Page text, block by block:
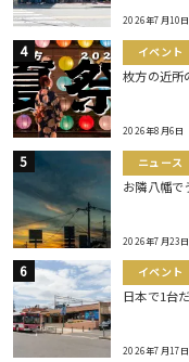
2026年7月10日
イベント
枚方の近所
2026年8月6日
ニュース
お隣八幡で
2026年7月23日
イベント
日本で1台
2026年7月17日